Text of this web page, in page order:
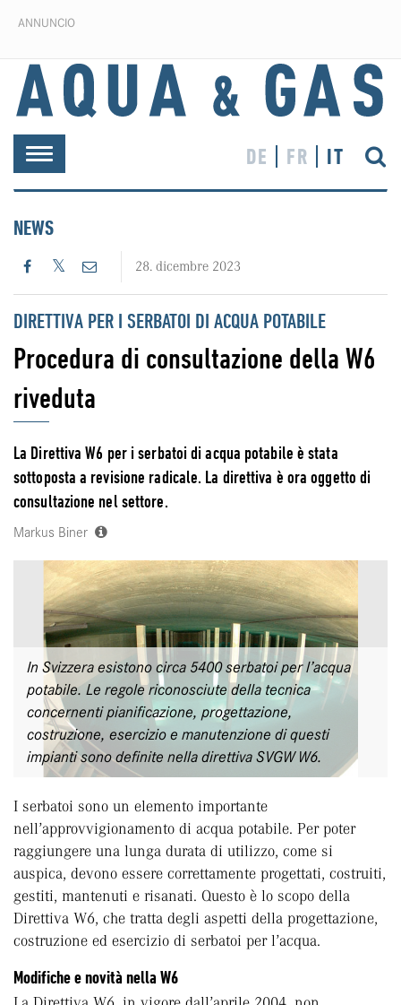
ANNUNCIO
Toggle
navigation
DE FR IT
NEWS
28. dicembre 2023
DIRETTIVA PER I SERBATOI DI ACQUA POTABILE
Procedura di consultazione della W6
riveduta
La Direttiva W6 per i serbatoi di acqua potabile è stata
sottoposta a revisione radicale. La direttiva è ora oggetto di
consultazione nel settore.
Markus Biner
In Svizzera esistono circa 5400 serbatoi per l’acqua
potabile. Le regole riconosciute della tecnica
concernenti pianificazione, progettazione,
costruzione, esercizio e manutenzione di questi
impianti sono definite nella direttiva SVGW W6.
I serbatoi sono un elemento importante
nell’approvvigionamento di acqua potabile. Per poter
raggiungere una lunga durata di utilizzo, come si
auspica, devono essere correttamente progettati, costruiti,
gestiti, mantenuti e risanati. Questo è lo scopo della
Direttiva W6, che tratta degli aspetti della progettazione,
costruzione ed esercizio di serbatoi per l’acqua.
Modifiche e novità nella W6